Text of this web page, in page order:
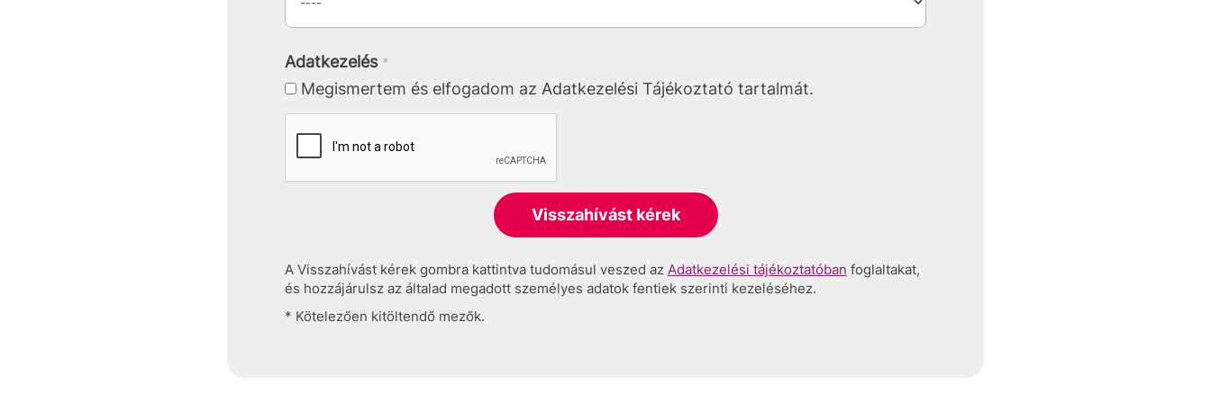
Adatkezelés *
Megismertem és elfogadom az Adatkezelési Tájékoztató tartalmát.
A Visszahívást kérek gombra kattintva tudomásul veszed az Adatkezelési tájékoztatóban foglaltakat,
és hozzájárulsz az általad megadott személyes adatok fentiek szerinti kezeléséhez.
* Kötelezően kitöltendő mezők.